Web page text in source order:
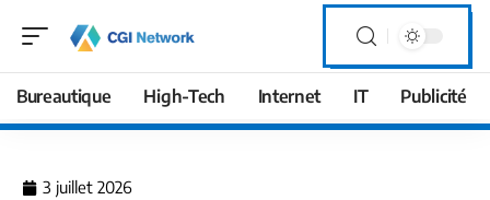
Bureautique High-Tech Internet IT Publicité
3 juillet 2026